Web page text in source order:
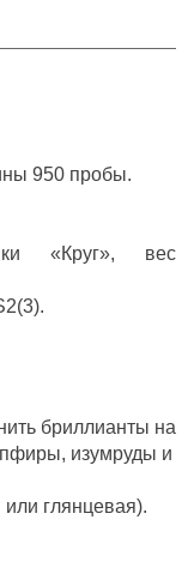
950 пробы.
«Круг», вес
бриллианты на
изумруды и
глянцевая).